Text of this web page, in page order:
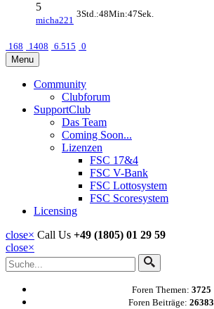
5
micha221
3Std.:48Min:47Sek.
168 1408 6.515 0
Menu
Community
Clubforum
SupportClub
Das Team
Coming Soon...
Lizenzen
FSC 17&4
FSC V-Bank
FSC Lottosystem
FSC Scoresystem
Licensing
close× Call Us +49 (1805) 01 29 59
close×
Foren Themen: 3725
Foren Beiträge: 26383